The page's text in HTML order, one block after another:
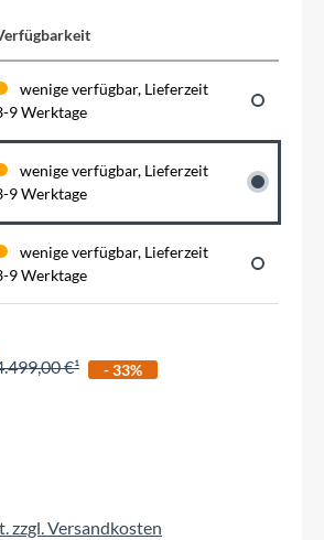
wenige verfügbar, Lieferzeit
9 Werktage
wenige verfügbar, Lieferzeit
9 Werktage
wenige verfügbar, Lieferzeit
9 Werktage
€ - 33%
zzgl. Versandkosten